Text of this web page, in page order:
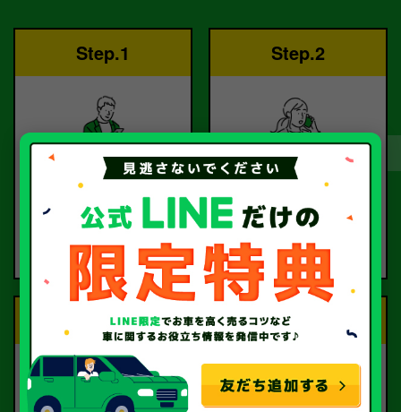
Step.1
ご依頼
お電話または査定フォー
ご依頼ください。
Step.2
査定
査定のプロが
お電話で回答いたしま
す。
Step.3 Step.4